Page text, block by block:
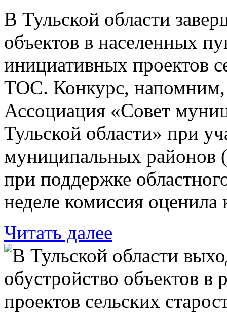
В Тульской области
объектов в населенных
инициативных проектов
ТОС. Конкурс, напомним,
Ассоциация «Совет
Тульской области» при
муниципальных районов
при поддержке
неделе комиссия
Читать далее